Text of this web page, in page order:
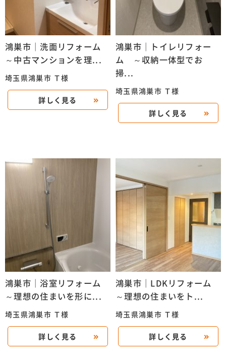
鴻巣市｜洗面リフォーム
～中古マンションを理...
埼玉県鴻巣市 Ｔ様
詳しく見る
鴻巣市｜トイレリフォー
ム ～収納一体型でお
掃...
埼玉県鴻巣市 Ｔ様
詳しく見る
鴻巣市｜浴室リフォーム
～理想の住まいを形に...
埼玉県鴻巣市 Ｔ様
詳しく見る
鴻巣市｜LDKリフォーム
～理想の住まいをト...
埼玉県鴻巣市 Ｔ様
詳しく見る